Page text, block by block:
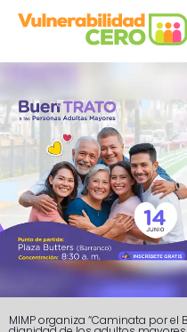
MIMP organiza “Caminata por el